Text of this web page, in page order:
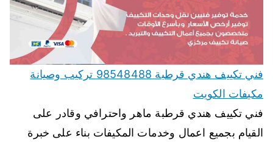
فني تكييف هندي قرطبة 98548488 تركيب وصيانة
مكيفات الكويت
فني تكييف هندي قرطبة ماهر واحترافي وقادر على
القيام بجميع اعمال وخدمات المكيفات بناء على خبرة